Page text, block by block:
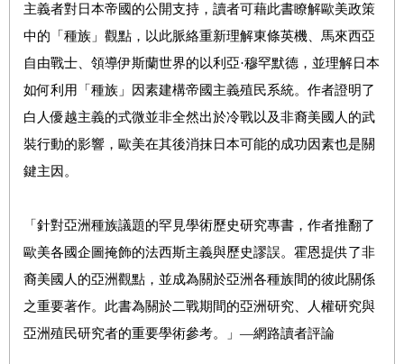
主義者對日本帝國的公開支持，讀者可藉此書瞭解歐美政策
中的「種族」觀點，以此脈絡重新理解東條英機、馬來西亞
自由戰士、領導伊斯蘭世界的以利亞·穆罕默德，並理解日本
如何利用「種族」因素建構帝國主義殖民系統。作者證明了
白人優越主義的式微並非全然出於冷戰以及非裔美國人的武
裝行動的影響，歐美在其後消抹日本可能的成功因素也是關
鍵主因。
「針對亞洲種族議題的罕見學術歷史研究專書，作者推翻了
歐美各國企圖掩飾的法西斯主義與歷史謬誤。霍恩提供了非
裔美國人的亞洲觀點，並成為關於亞洲各種族間的彼此關係
之重要著作。此書為關於二戰期間的亞洲研究、人權研究與
亞洲殖民研究者的重要學術參考。」—網路讀者評論